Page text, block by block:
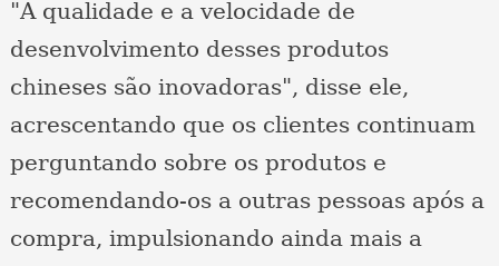
"A qualidade e a velocidade de
desenvolvimento desses produtos
chineses são inovadoras", disse ele,
acrescentando que os clientes continuam
perguntando sobre os produtos e
recomendando-os a outras pessoas após a
compra, impulsionando ainda mais a